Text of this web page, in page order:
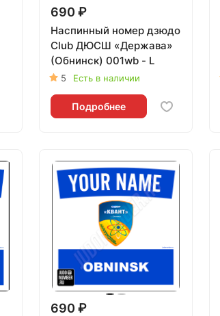
690 ₽
Наспинный номер дзюдо
Club ДЮСШ «Держава»
(Обнинск) 001wb - L
5 Есть в наличии
Подробнее
690 ₽